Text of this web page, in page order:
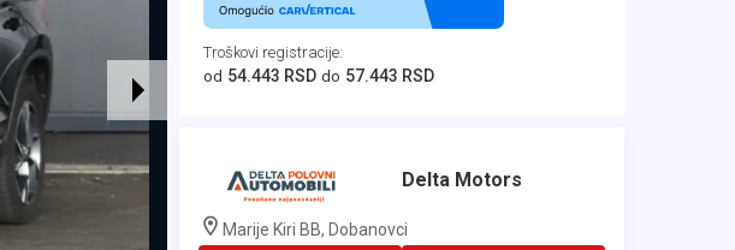
Troškovi registracije:
od 54.443 RSD do 57.443 RSD
Delta Motors
Marije Kiri BB, Dobanovci